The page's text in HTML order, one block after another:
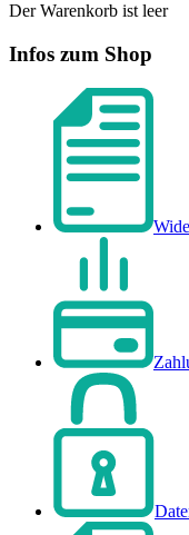
Der Warenkorb ist leer
Infos zum Shop